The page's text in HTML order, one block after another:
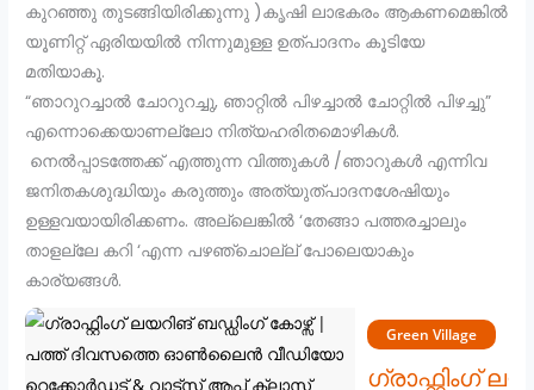
കുറഞ്ഞു തുടങ്ങിയിരിക്കുന്നു )കൃഷി ലാഭകരം ആകണമെങ്കിൽ
യൂണിറ്റ് ഏരിയയിൽ നിന്നുമുള്ള ഉത്പാദനം കൂടിയേ
മതിയാകൂ.
“ഞാറുറച്ചാൽ ചോറുറച്ചു, ഞാറ്റിൽ പിഴച്ചാൽ ചോറ്റിൽ പിഴച്ചു”
എന്നൊക്കെയാണല്ലോ നിത്യഹരിതമൊഴികൾ.
നെൽപ്പാടത്തേക്ക് എത്തുന്ന വിത്തുകൾ /ഞാറുകൾ എന്നിവ
ജനിതകശുദ്ധിയും കരുത്തും അത്യുത്പാദനശേഷിയും
ഉള്ളവയായിരിക്കണം. അല്ലെങ്കിൽ ‘തേങ്ങാ പത്തരച്ചാലും
താളല്ലേ കറി ‘എന്ന പഴഞ്ചൊല്ല് പോലെയാകും
കാര്യങ്ങൾ.
Green Village
ഗ്രാഫ്റ്റിംഗ്